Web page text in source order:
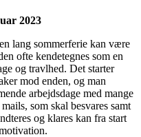
2023
lang sommerferie kan være
ofte kendetegnes som en
og travlhed. Det starter
mod enden, og man
arbejdsdage med mange
som skal besvares samt
og klares kan fra start